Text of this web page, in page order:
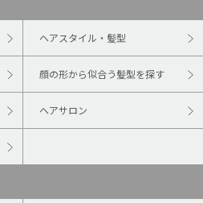
ヘアスタイル・髪型
顔の形から似合う髪型を探す
ヘアサロン